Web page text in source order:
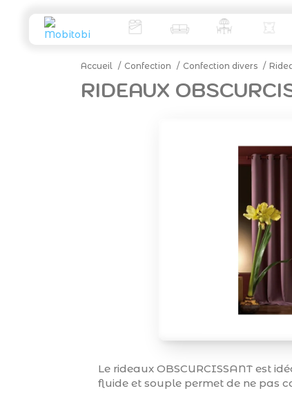
Accueil Confection Confection divers
RIDEAUX
Le rideaux OBSCURCISSANT est
fluide et souple permet de ne pas